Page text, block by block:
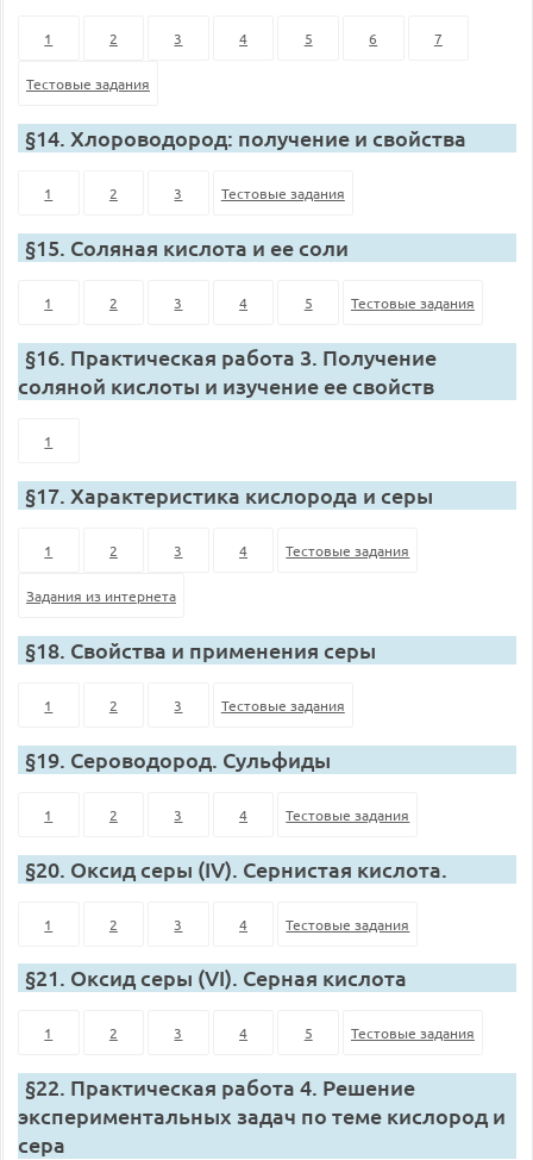
1 2 3 4 5 6 7
Тестовые задания
§14. Хлороводород: получение и свойства
1 2 3 Тестовые задания
§15. Соляная кислота и ее соли
1 2 3 4 5 Тестовые задания
§16. Практическая работа 3. Получение
соляной кислоты и изучение ее свойств
1
§17. Характеристика кислорода и серы
1 2 3 4 Тестовые задания
Задания из интернета
§18. Свойства и применения серы
1 2 3 Тестовые задания
§19. Сероводород. Сульфиды
1 2 3 4 Тестовые задания
§20. Оксид серы (IV). Сернистая кислота.
1 2 3 4 Тестовые задания
§21. Оксид серы (VI). Серная кислота
1 2 3 4 5 Тестовые задания
§22. Практическая работа 4. Решение
экспериментальных задач по теме кислород и
сера